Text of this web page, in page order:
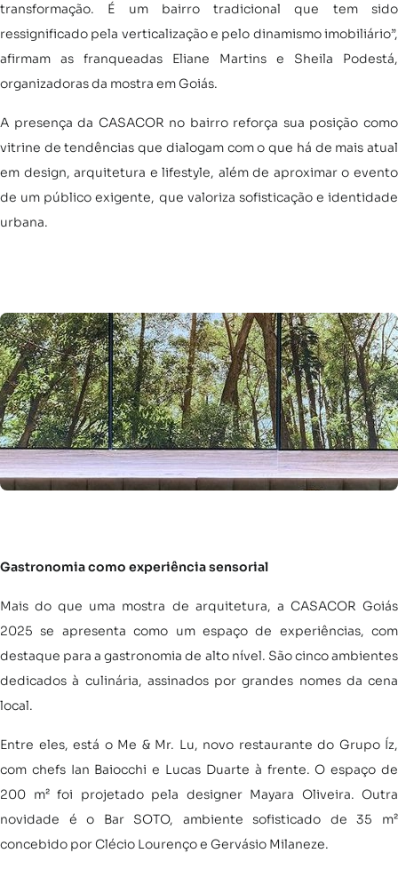
transformação. É um bairro tradicional que tem sido
ressignificado pela verticalização e pelo dinamismo imobiliário”,
afirmam as franqueadas Eliane Martins e Sheila Podestá,
organizadoras da mostra em Goiás.
A presença da CASACOR no bairro reforça sua posição como
vitrine de tendências que dialogam com o que há de mais atual
em design, arquitetura e lifestyle, além de aproximar o evento
de um público exigente, que valoriza sofisticação e identidade
urbana.
Gastronomia como experiência sensorial
Mais do que uma mostra de arquitetura, a CASACOR Goiás
2025 se apresenta como um espaço de experiências, com
destaque para a gastronomia de alto nível. São cinco ambientes
dedicados à culinária, assinados por grandes nomes da cena
local.
Entre eles, está o Me & Mr. Lu, novo restaurante do Grupo Íz,
com chefs Ian Baiocchi e Lucas Duarte à frente. O espaço de
200 m² foi projetado pela designer Mayara Oliveira. Outra
novidade é o Bar SOTO, ambiente sofisticado de 35 m²
concebido por Clécio Lourenço e Gervásio Milaneze.